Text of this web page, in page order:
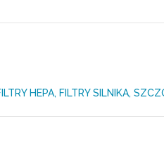
HEPA, FILTRY SILNIKA,